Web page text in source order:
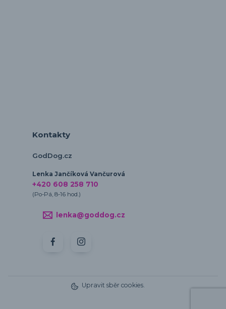
Kontakty
GodDog.cz
Lenka Jančíková Vančurová
+420 608 258 710
(Po-Pá, 8-16 hod.)
lenka@goddog.cz
Upravit sběr cookies.